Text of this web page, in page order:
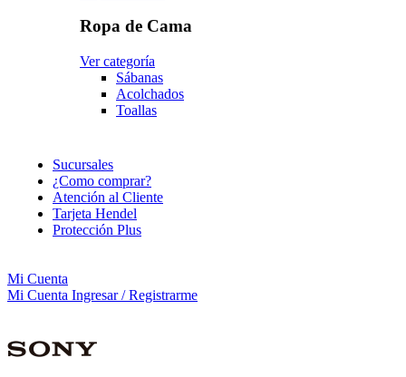
Ropa de Cama
Ver categoría
Sábanas
Acolchados
Toallas
Sucursales
¿Como comprar?
Atención al Cliente
Tarjeta Hendel
Protección Plus
Mi Cuenta
Mi Cuenta Ingresar / Registrarme